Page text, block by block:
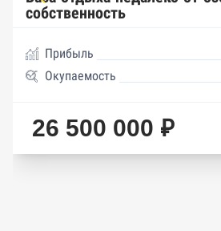
собственность
Прибыль
Окупаемость
26 500 000 ₽